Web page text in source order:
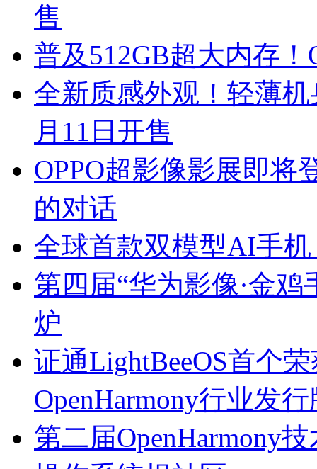
售
普及512GB超大内存！
全新质感外观！轻薄机
月11日开售
OPPO超影像影展即将
的对话
全球首款双模型AI手
第四届“华为影像·金
炉
证通LightBeeOS首个
OpenHarmony行业发行
第二届OpenHarmony